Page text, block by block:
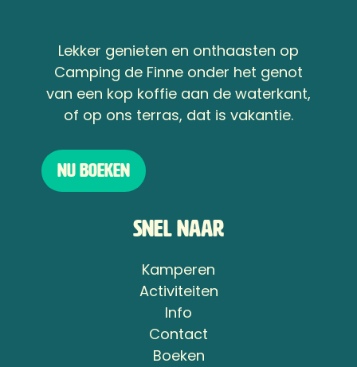
Lekker genieten en onthaasten op
Camping de Finne onder het genot
van een kop koffie aan de waterkant,
of op ons terras, dat is vakantie.
Nu boeken
Snel naar
Kamperen
Activiteiten
Info
Contact
Boeken